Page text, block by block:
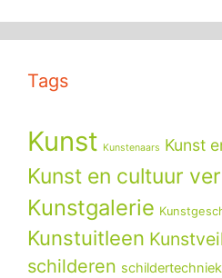
Tags
Kunst Kunstenaars Kunst
Kunst en cultuur
Kunstgalerie
Kunstuitleen
schilderen schildertechniek